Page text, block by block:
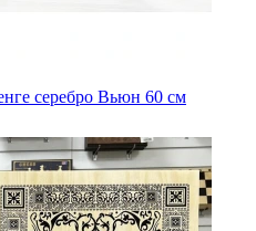
серебро Вьюн 60 см